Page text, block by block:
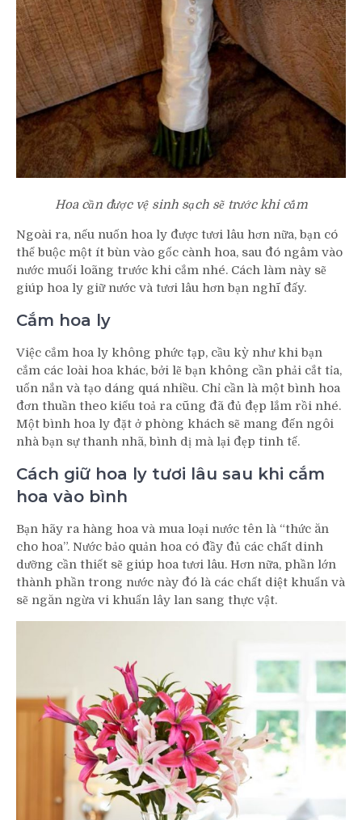
Hoa cần được vệ sinh sạch sẽ trước khi cắm
Ngoài ra, nếu nuốn hoa ly được tươi lâu hơn nữa, bạn có
thể buộc một ít bùn vào gốc cành hoa, sau đó ngâm vào
nước muối loãng trước khi cắm nhé. Cách làm này sẽ
giúp hoa ly giữ nước và tươi lâu hơn bạn nghĩ đấy.
Cắm hoa ly
Việc cắm hoa ly không phức tạp, cầu kỳ như khi bạn
cắm các loài hoa khác, bởi lẽ bạn không cần phải cắt tỉa,
uốn nắn và tạo dáng quá nhiều. Chỉ cần là một bình hoa
đơn thuần theo kiểu toả ra cũng đã đủ đẹp lắm rồi nhé.
Một bình hoa ly đặt ở phòng khách sẽ mang đến ngôi
nhà bạn sự thanh nhã, bình dị mà lại đẹp tinh tế.
Cách giữ hoa ly tươi lâu sau khi cắm
hoa vào bình
Bạn hãy ra hàng hoa và mua loại nước tên là “thức ăn
cho hoa”. Nước bảo quản hoa có đầy đủ các chất dinh
dưỡng cần thiết sẽ giúp hoa tươi lâu. Hơn nữa, phần lớn
thành phần trong nước này đó là các chất diệt khuẩn và
sẽ ngăn ngừa vi khuẩn lây lan sang thực vật.